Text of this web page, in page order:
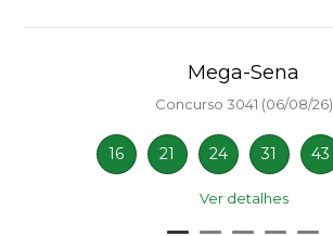
Mega-Sena
Concurso 3041 (06/08/26)
16 21 24 31 43
Ver detalhes